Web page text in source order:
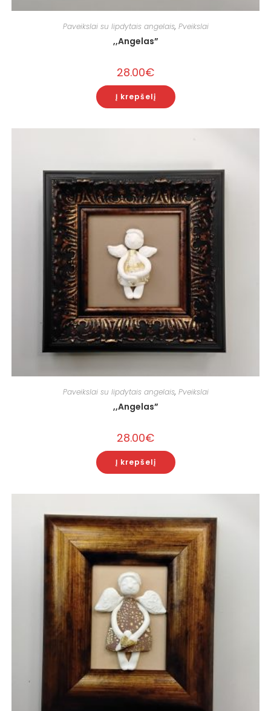
Paveikslai su lipdytais angelais, Pveikslai
,,Angelas”
28.00€
Į krepšelį
Paveikslai su lipdytais angelais, Pveikslai
,,Angelas”
28.00€
Į krepšelį